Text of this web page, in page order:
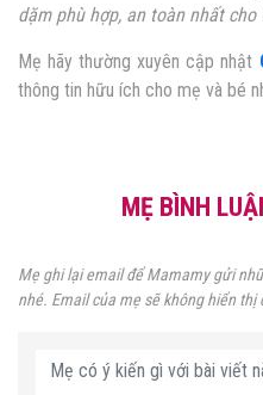
dặm phù hợp, an toàn nhất cho
Mẹ hãy thường xuyên cập nhật
thông tin hữu ích cho mẹ và bé
MẸ BÌNH
Mẹ ghi lại email để Mamamy gửi
nhé. Email của mẹ sẽ không hiển thị